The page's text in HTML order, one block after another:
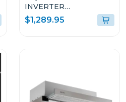
INVERTER
EMPOTRABLE DE
18.4P³ ULTRA FAST
$1,289.95